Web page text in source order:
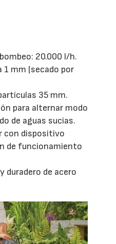
20.000 l/h.
1 mm (secado por
35 mm.
para alternar modo
de aguas sucias.
con dispositivo
de funcionamiento
duradero de acero